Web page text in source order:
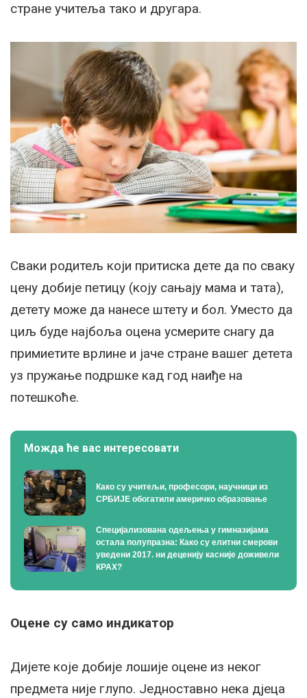
стране учитеља тако и другара.
Сваки родитељ који притиска дете да по сваку
цену добије петицу (коју сањају мама и тата),
детету може да нанесе штету и бол. Уместо да
циљ буде најбоља оцена усмерите снагу да
примиетите врлине и јаче стране вашег детета
уз пружање подршке кад год наиђе на
потешкоће.
Можда ће вас интересовати
Како су учитељи, професори, научници из
СРБИЈЕ обогатили америчко образовање
Специјализована одељења у гимназијама
остала полупразна: Како су елитни смерови
уведени 2017. ни деценију касније доживели
КРАХ?
Оцене су само индикатор
Дијете које добије лошије оцене из неког
предмета није глупо. Једноставно нека дјеца